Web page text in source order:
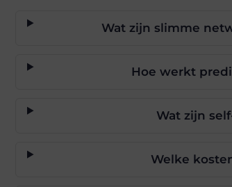
Wat zijn slimme
Hoe werkt
Wat zijn
Welke